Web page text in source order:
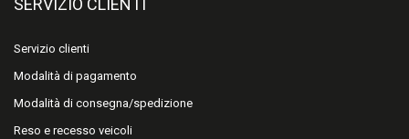
SERVIZIO CLIENTI
Servizio clienti
Modalità di pagamento
Modalità di consegna/spedizione
Reso e recesso veicoli